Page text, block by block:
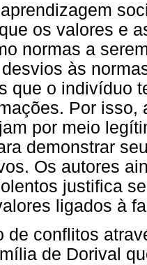
os valores e
normas a
às
que o indivíduo
Por isso,
por meio
demonstrar
Os autores
justifica
ligados à
de conflitos
de Dorival